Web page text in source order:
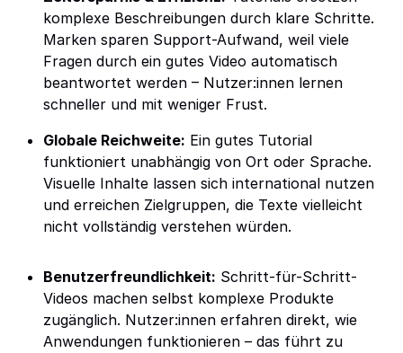
komplexe Beschreibungen durch klare Schritte.
Marken sparen Support-Aufwand, weil viele
Fragen durch ein gutes Video automatisch
beantwortet werden – Nutzer:innen lernen
schneller und mit weniger Frust.
Globale Reichweite: Ein gutes Tutorial
funktioniert unabhängig von Ort oder Sprache.
Visuelle Inhalte lassen sich international nutzen
und erreichen Zielgruppen, die Texte vielleicht
nicht vollständig verstehen würden.
Benutzerfreundlichkeit: Schritt-für-Schritt-
Videos machen selbst komplexe Produkte
zugänglich. Nutzer:innen erfahren direkt, wie
Anwendungen funktionieren – das führt zu